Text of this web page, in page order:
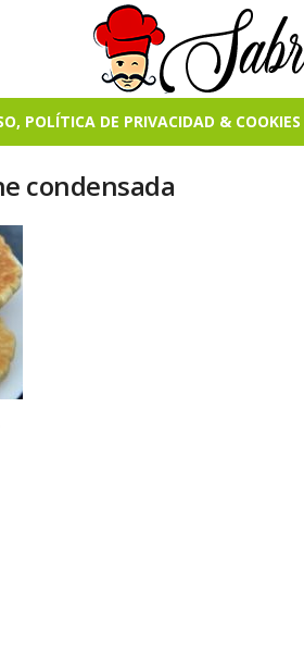
POLÍTICA DE PRIVACIDAD & COOKIES
condensada